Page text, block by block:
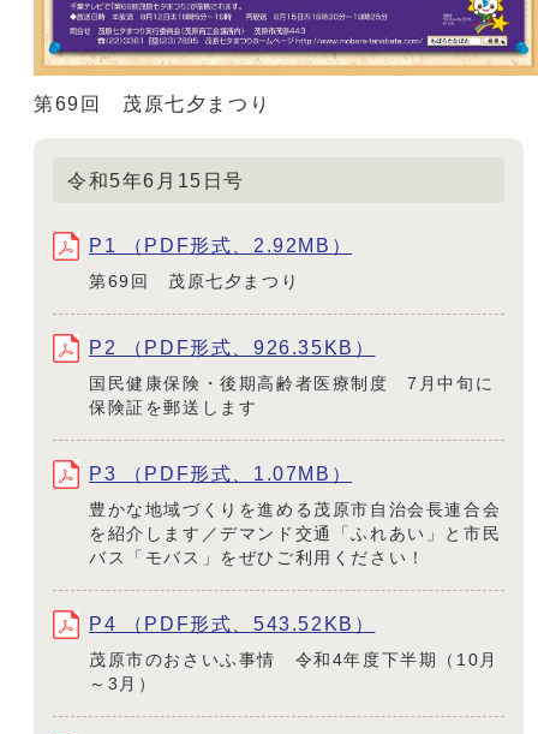
第69回 茂原七夕まつり
令和5年6月15日号
P1 （PDF形式、2.92MB）
第69回 茂原七夕まつり
P2 （PDF形式、926.35KB）
国民健康保険・後期高齢者医療制度 7月中旬に
保険証を郵送します
P3 （PDF形式、1.07MB）
豊かな地域づくりを進める茂原市自治会長連合会
を紹介します／デマンド交通「ふれあい」と市民
バス「モバス」をぜひご利用ください！
P4 （PDF形式、543.52KB）
茂原市のおさいふ事情 令和4年度下半期（10月
～3月）